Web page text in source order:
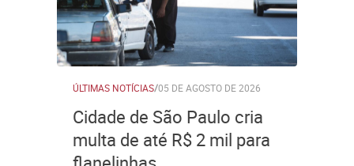
ÚLTIMAS NOTÍCIAS/05 DE AGOSTO DE 2026
Cidade de São Paulo cria
multa de até R$ 2 mil para